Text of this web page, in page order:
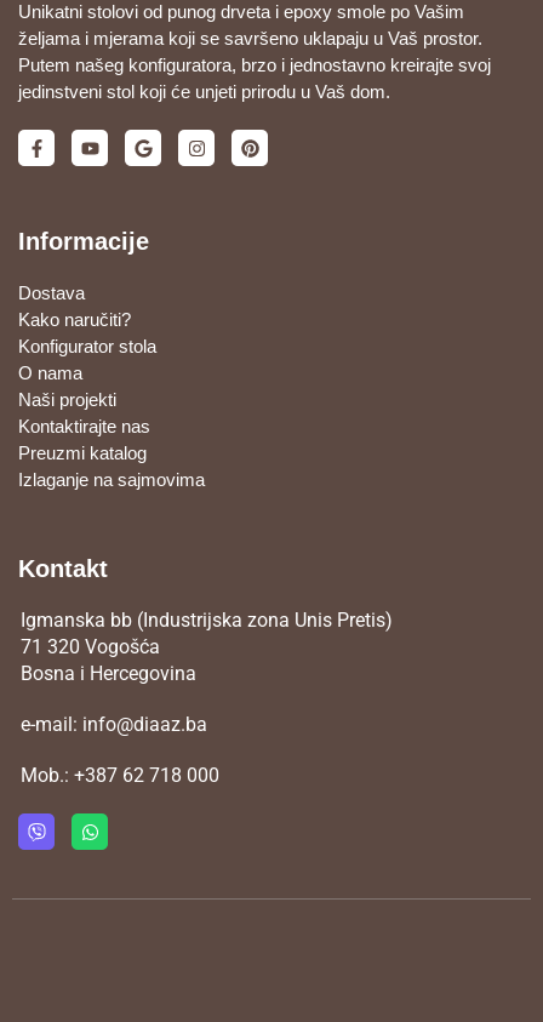
Unikatni stolovi od punog drveta i epoxy smole po Vašim
željama i mjerama koji se savršeno uklapaju u Vaš prostor.
Putem našeg konfiguratora, brzo i jednostavno kreirajte svoj
jedinstveni stol koji će unjeti prirodu u Vaš dom.
Informacije
Dostava
Kako naručiti?
Konfigurator stola
O nama
Naši projekti
Kontaktirajte nas
Preuzmi katalog
Izlaganje na sajmovima
Kontakt
Igmanska bb (Industrijska zona Unis Pretis)
71 320 Vogošća
Bosna i Hercegovina
e-mail: info@diaaz.ba
Mob.: +387 62 718 000